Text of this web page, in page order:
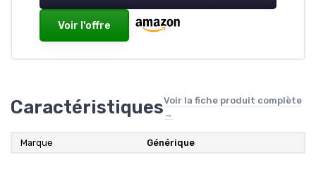
Voir l'offre
CaractéristiquesVoir la fiche produit complète
→
Marque ‎Générique